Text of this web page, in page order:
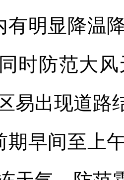
有明显降温
时防范大
易出现道路
期早间至上